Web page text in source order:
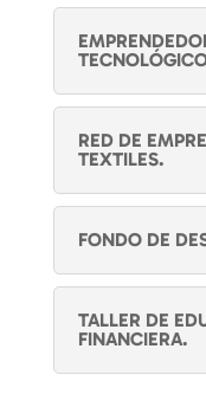
RED DE
TEXTILES.
FONDO DE
TALLER DE
FINANCIERA.